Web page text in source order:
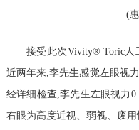
(
接受此次Vivity® Toric人
近两年来,李先生感觉左眼视
经详细检查,李先生左眼视力
右眼为高度近视、弱视、废